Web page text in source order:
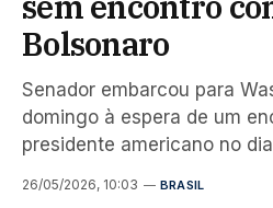
Bolsonaro
Senador embarcou para
domingo à espera de um
presidente americano no
26/05/2026, 10:03 BRASIL